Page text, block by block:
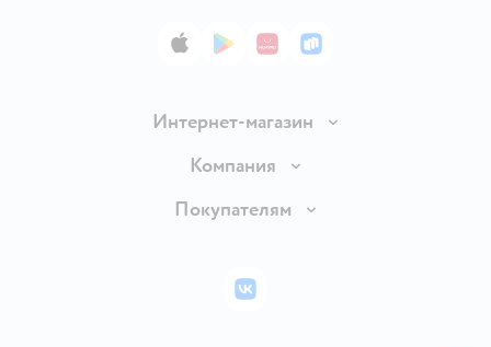
App StoreGoogle Play
AppGallery
RuStore
Интернет-магазин
Доставка и оплата
Правила продажи
Политика использования файлов cookie
Компания
Вакансии
Покупателям
Бонусные карты
ВКонтакте